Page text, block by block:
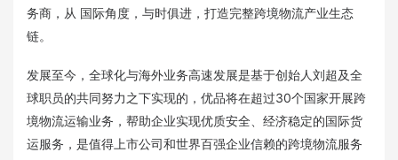
务商，从 国际角度，与时俱进，打造完整跨境物流产业生态
链。
发展至今，全球化与海外业务高速发展是基于创始人刘超及全
球职员的共同努力之下实现的，优品将在超过30个国家开展跨
境物流运输业务，帮助企业实现优质安全、经济稳定的国际货
运服务，是值得上市公司和世界百强企业信赖的跨境物流服务